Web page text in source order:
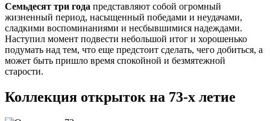
Семьдесят три года представляют собой огромный
жизненный период, насыщенный победами и неудачами,
сладкими воспоминаниями и несбывшимися надеждами.
Наступил момент подвести небольшой итог и хорошенько
подумать над тем, что еще предстоит сделать, чего добиться, а
может быть пришло время спокойной и безмятежной
старости.
Коллекция открыток на 73-х летие